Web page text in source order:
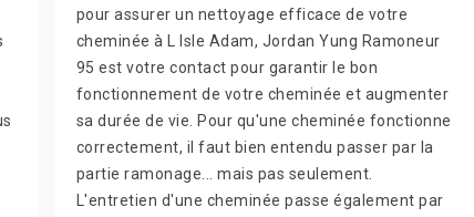
pour assurer un nettoyage efficace de votre
cheminée à L Isle Adam, Jordan Yung Ramoneur
95 est votre contact pour garantir le bon
fonctionnement de votre cheminée et augmenter
sa durée de vie. Pour qu'une cheminée fonctionne
correctement, il faut bien entendu passer par la
partie ramonage... mais pas seulement.
L'entretien d'une cheminée passe également par